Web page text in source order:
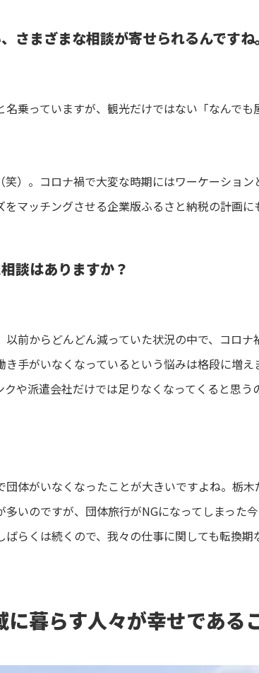
さまざまな相談が寄せられるんですね。
乗っていますが、観光だけではない「なんでも
笑）。コロナ禍で大変な時期にはワーケーショ
マッチングさせる企業版ふるさと納税の計画に
談はありますか？
前からどんどん減っていた状況の中で、コロ
き手がいなくなっているという悩みは格段に増
クや派遣会社だけでは足りなくなってくると思
団体がいなくなったことが大きいですよね。栃
多いのですが、団体旅行がNGになってしまった
らくは続くので、我々の仕事に関しても転換期
に暮らす人々が幸せである